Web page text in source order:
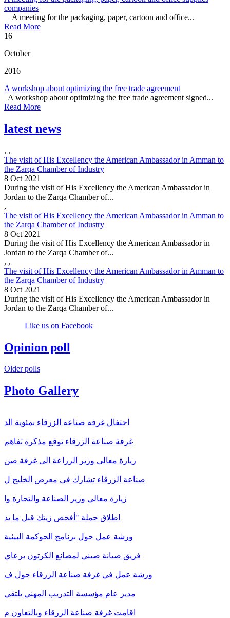
companies
A meeting for the packaging, paper, cartoon and office...
Read More
16
October
2016
A workshop about optimizing the free trade agreement
A workshop about optimizing the free trade agreement signed...
Read More
latest news
, ,
The visit of His Excellency the American Ambassador in Amman to
the Zarqa Chamber of Industry
8 Oct 2021
During the visit of His Excellency the American Ambassador in
Jordan to the Zarqa Chamber of...
,
The visit of His Excellency the American Ambassador in Amman to
the Zarqa Chamber of Industry
8 Oct 2021
During the visit of His Excellency the American Ambassador in
Jordan to the Zarqa Chamber of...
, ,
The visit of His Excellency the American Ambassador in Amman to
the Zarqa Chamber of Industry
8 Oct 2021
During the visit of His Excellency the American Ambassador in
Jordan to the Zarqa Chamber of...
Like us on Facebook
Opinion poll
Older polls
Photo Gallery
احتفال غرفة صناعة الزرقاء بمئوية الد
غرفة صناعة الزرقاء توقع مذكرة تفاهم
زيارة معالي وزير الزراعة الى غرفة صن
صناعة الزرقاء تشارك في معرض الخليج ل
زيارة معالي وزير الصناعة والتجارة وا
اطلاق حملة "أفحص زيتك قبل ما يد
ورشة عمل حول برنامج الحوكمة البيئية
فريق صيانة صيني لمصانع الكرتون برعاي
ورشة عمل في غرفة صناعة الزرقاء حول ف
مدير عام مؤسسة التدريب المهني يلتقي
اقامت غرفة صناعة الزرقاء وبالتعاون م